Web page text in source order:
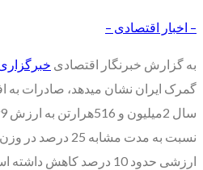
– اخبار اقتصادی –
به گزارش خبرنگار اقتصادی
نسبت به مدت مشابه
ارزشی حدود 10 درصد کاهش داشته است.